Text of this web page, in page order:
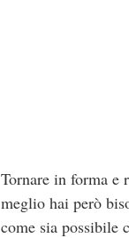
Tornare in forma e
meglio hai però
come sia possibile